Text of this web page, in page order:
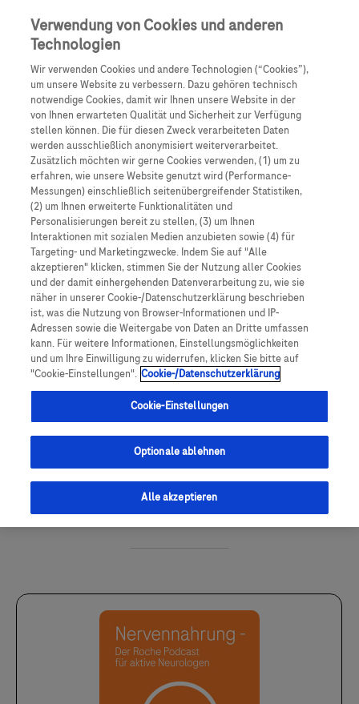
Anmelden
Nervennahrung für Neurologen
PD Dr. Annemarie Hübers und Prof. Sven Meuth
sprechen in dieser Ausgabe über das Thema ALS, den
aktuellen Stand und die zukünftigen Entwicklungen.
21:48 min anhören 16 Mai 2024
Episode anhören
Verwendung von Cookies und anderen
Technologien
Wir verwenden Cookies und andere Technologien (“Cookies”),
um unsere Website zu verbessern. Dazu gehören technisch
notwendige Cookies, damit wir Ihnen unsere Website in der
von Ihnen erwarteten Qualität und Sicherheit zur Verfügung
stellen können. Die für diesen Zweck verarbeiteten Daten
werden ausschließlich anonymisiert weiterverarbeitet.
Zusätzlich möchten wir gerne Cookies verwenden, (1) um zu
erfahren, wie unsere Website genutzt wird (Performance-
Messungen) einschließlich seitenübergreifender Statistiken,
(2) um Ihnen erweiterte Funktionalitäten und
Personalisierungen bereit zu stellen, (3) um Ihnen
Interaktionen mit sozialen Medien anzubieten sowie (4) für
Targeting- und Marketingzwecke. Indem Sie auf "Alle
akzeptieren" klicken, stimmen Sie der Nutzung aller Cookies
und der damit einhergehenden Datenverarbeitung zu, wie sie
näher in unserer Cookie-/Datenschutzerklärung beschrieben
ist, was die Nutzung von Browser-Informationen und IP-
Adressen sowie die Weitergabe von Daten an Dritte umfassen
kann. Für weitere Informationen, Einstellungsmöglichkeiten
und um Ihre Einwilligung zu widerrufen, klicken Sie bitte auf
"Cookie-Einstellungen". Cookie-/Datenschutzerklärung
Cookie-Einstellungen
Optionale ablehnen
Alle akzeptieren